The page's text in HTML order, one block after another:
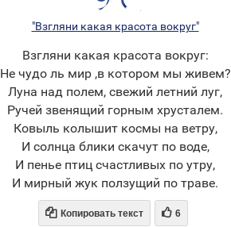
"Взгляни какая красота вокруг"
Взгляни какая красота вокруг:
Не чудо ль мир ,в котором мы живем?
Луна над полем, свежий летний луг,
Ручей звенящий горным хрусталем.
Ковыль колышит космы на ветру,
И солнца блики скачут по воде,
И пенье птиц счастливых по утру,
И мирный жук ползущий по траве.
 Копировать текст  6